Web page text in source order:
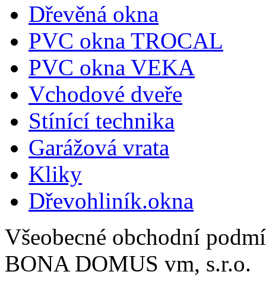
Dřevěná okna
PVC okna TROCAL
PVC okna VEKA
Vchodové dveře
Stínící technika
Garážová vrata
Kliky
Dřevohliník.okna
Všeobecné obchodní
BONA DOMUS vm, s.r.o.